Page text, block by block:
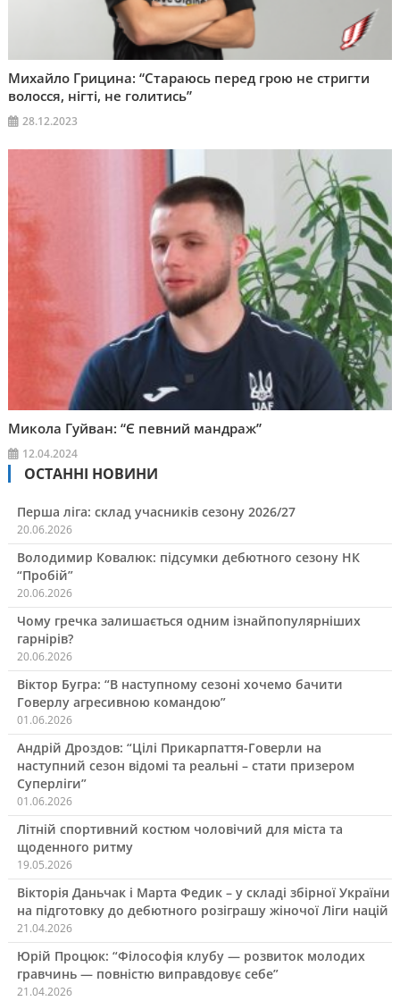
Михайло Грицина: “Стараюсь перед грою не стригти
волосся, нігті, не голитись”
28.12.2023
Микола Гуйван: “Є певний мандраж”
12.04.2024
ОСТАННІ НОВИНИ
Перша ліга: склад учасників сезону 2026/27
20.06.2026
Володимир Ковалюк: підсумки дебютного сезону НК
“Пробій”
20.06.2026
Чому гречка залишається одним ізнайпопулярніших
гарнірів?
20.06.2026
Віктор Бугра: “В наступному сезоні хочемо бачити
Говерлу агресивною командою”
01.06.2026
Андрій Дроздов: “Цілі Прикарпаття-Говерли на
наступний сезон відомі та реальні – стати призером
Суперліги”
01.06.2026
Літній спортивний костюм чоловічий для міста та
щоденного ритму
19.05.2026
Вікторія Даньчак і Марта Федик – у складі збірної України
на підготовку до дебютного розіграшу жіночої Ліги націй
21.04.2026
Юрій Процюк: “Філософія клубу — розвиток молодих
гравчинь — повністю виправдовує себе”
21.04.2026